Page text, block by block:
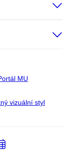
MU
vizuální styl
Přidat